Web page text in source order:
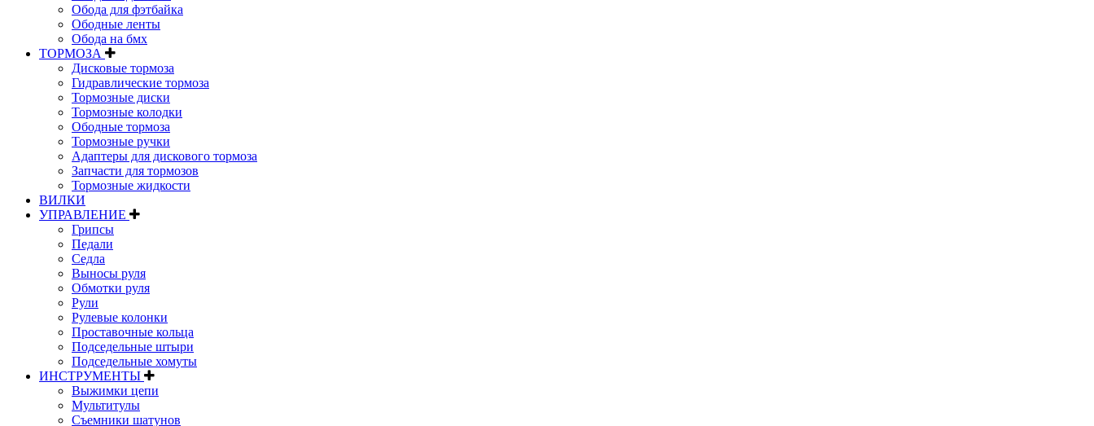
Обода для фэтбайка
Ободные ленты
Обода на бмх
ТОРМОЗА
Дисковые тормоза
Гидравлические тормоза
Тормозные диски
Тормозные колодки
Ободные тормоза
Тормозные ручки
Адаптеры для дискового тормоза
Запчасти для тормозов
Тормозные жидкости
ВИЛКИ
УПРАВЛЕНИЕ
Грипсы
Педали
Седла
Выносы руля
Обмотки руля
Рули
Рулевые колонки
Проставочные кольца
Подседельные штыри
Подседельные хомуты
ИНСТРУМЕНТЫ
Выжимки цепи
Мультитулы
Съемники шатунов